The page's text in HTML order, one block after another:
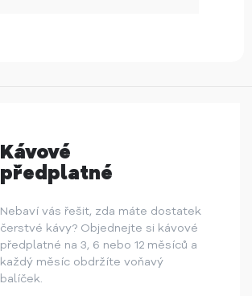
Kávové
předplatné
Nebaví vás řešit, zda máte dostatek
čerstvé kávy? Objednejte si kávové
předplatné na 3, 6 nebo 12 měsíců a
každý měsíc obdržíte voňavý
balíček.